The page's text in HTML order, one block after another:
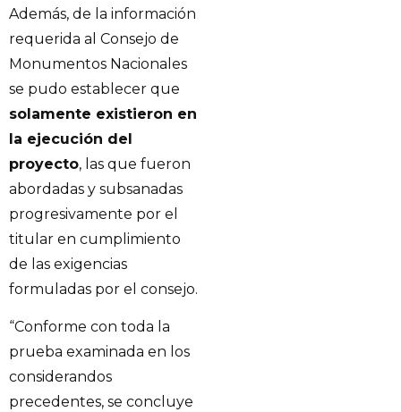
Además, de la información
requerida al Consejo de
Monumentos Nacionales
se pudo establecer que
solamente existieron en
la ejecución del
proyecto, las que fueron
abordadas y subsanadas
progresivamente por el
titular en cumplimiento
de las exigencias
formuladas por el consejo.
“Conforme con toda la
prueba examinada en los
considerandos
precedentes, se concluye